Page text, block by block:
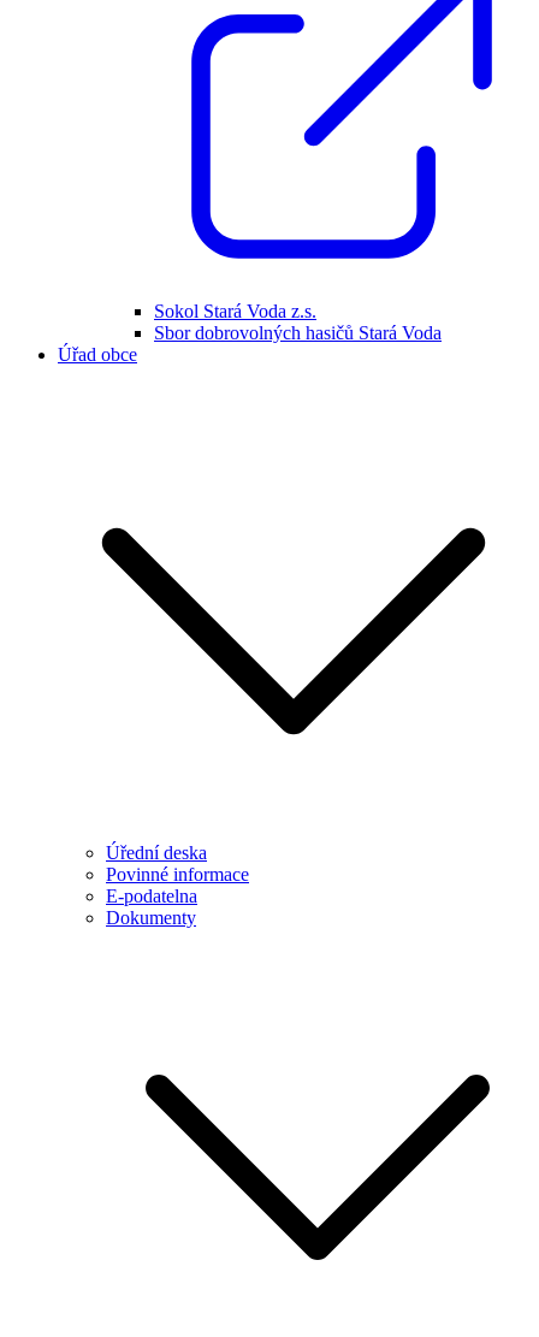
Sokol Stará Voda z.s.
Sbor dobrovolných hasičů Stará Voda
Úřad obce
Úřední deska
Povinné informace
E-podatelna
Dokumenty